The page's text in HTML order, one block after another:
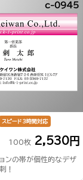
c-0945
スピード3時間対応
100枚 2,530円
ンの帯が個性的なデザ
！